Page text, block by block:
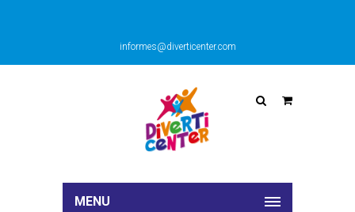
informes@diverticenter.com
MENU